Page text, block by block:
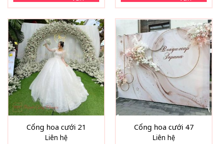
Cổng hoa cưới 21
Liên hệ
Cổng hoa cưới 47
Liên hệ